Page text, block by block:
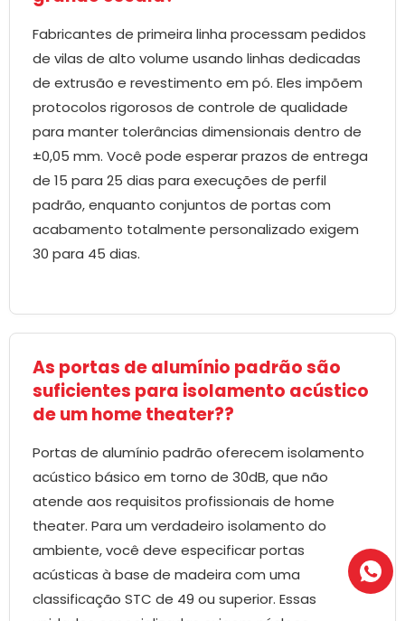
Fabricantes de primeira linha processam pedidos
de vilas de alto volume usando linhas dedicadas
de extrusão e revestimento em pó. Eles impõem
protocolos rigorosos de controle de qualidade
para manter tolerâncias dimensionais dentro de
±0,05 mm. Você pode esperar prazos de entrega
de 15 para 25 dias para execuções de perfil
padrão, enquanto conjuntos de portas com
acabamento totalmente personalizado exigem
30 para 45 dias.
As portas de alumínio padrão são
suficientes para isolamento acústico
de um home theater??
Portas de alumínio padrão oferecem isolamento
acústico básico em torno de 30dB, que não
atende aos requisitos profissionais de home
theater. Para um verdadeiro isolamento do
ambiente, você deve especificar portas
acústicas à base de madeira com uma
classificação STC de 49 ou superior. Essas